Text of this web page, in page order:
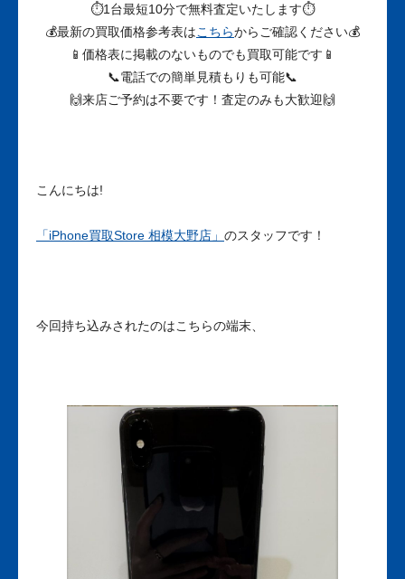
⏱1台最短10分で無料査定いたします⏱
💰最新の買取価格参考表はこちらからご確認ください💰
📱価格表に掲載のないものでも買取可能です📱
📞電話での簡単見積もりも可能📞
🙌来店ご予約は不要です！査定のみも大歓迎🙌
こんにちは!
「iPhone買取Store 相模大野店」 のスタッフです！
今回持ち込みされたのはこちらの端末、